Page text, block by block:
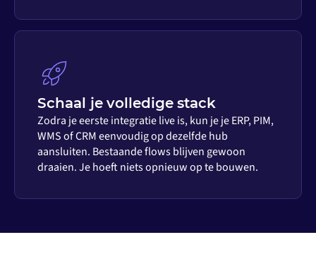
Schaal je volledige stack
Zodra je eerste integratie live is, kun je je ERP, PIM,
WMS of CRM eenvoudig op dezelfde hub
aansluiten. Bestaande flows blijven gewoon
draaien. Je hoeft niets opnieuw op te bouwen.